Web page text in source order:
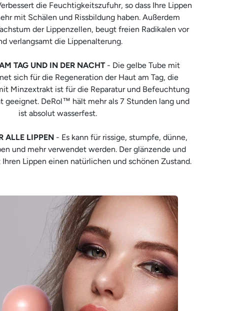
die Feuchtigkeitszufuhr, so dass Ihre Lippen
mit Schälen und Rissbildung haben. Außerdem
der Lippenzellen, beugt freien Radikalen vor
verlangsamt die Lippenalterung.
TAG UND IN DER NACHT- Die gelbe Tube mit
sich für die Regeneration der Haut am Tag, die
Minzextrakt ist für die Reparatur und Befeuchtung
geeignet. DeRol™ hält mehr als 7 Stunden lang und
ist absolut wasserfest.
ALLE LIPPEN- Es kann für rissige, stumpfe, dünne,
und mehr verwendet werden. Der glänzende und
Lippen einen natürlichen und schönen Zustand.